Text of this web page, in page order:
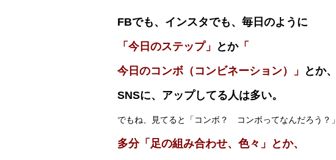
FBでも、インスタでも、毎日のように
「今日のステップ」
とか「
今日のコンボ（コンビネーション）」
とか、
SNSに、アップしてる人は多い。
でもね、見てると「コンボ？ コンボってなんだろう？
多分「足の組み合わせ、色々」とか、